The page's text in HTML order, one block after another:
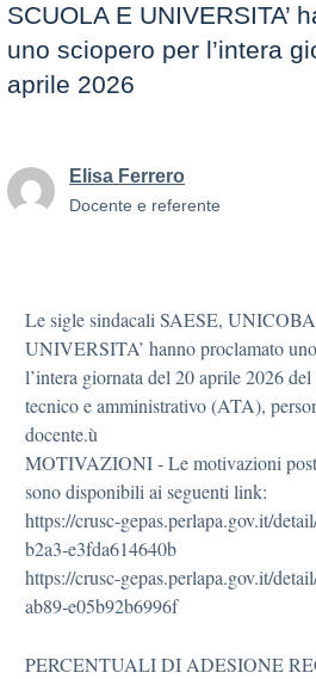
SCUOLA E UNIVERSITA’
uno sciopero per l’intera
aprile 2026
Elisa Ferrero
Docente e referente
Le sigle sindacali SAESE,
UNIVERSITA’ hanno proclamato
l’intera giornata del 20 aprile 2026
tecnico e amministrativo (ATA),
docente.ù
MOTIVAZIONI ‐ Le motivazioni
sono disponibili ai seguenti link:
https://crusc‐gepas.perlapa.gov.it/
b2a3‐e3fda614640b
https://crusc‐gepas.perlapa.gov.it/
ab89‐e05b92b6996f
PERCENTUALI DI ADESIONE